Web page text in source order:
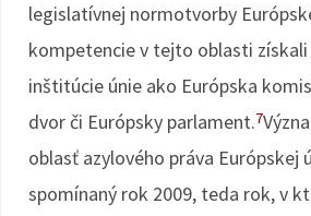
legislatívnej normotvorby
kompetencie v tejto oblasti
inštitúcie únie ako Európska
dvor či Európsky parlament.7
oblasť azylového práva Európskej
spomínaný rok 2009, teda rok, v